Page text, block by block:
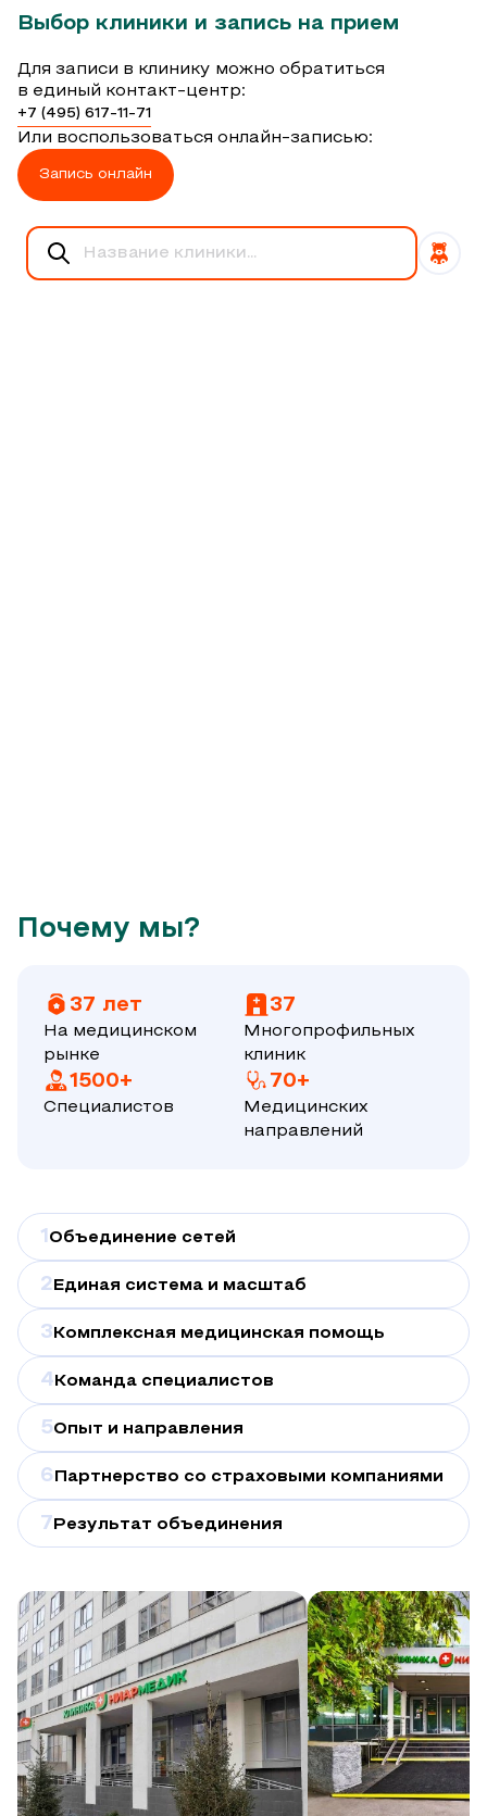
Выбор клиники и запись на прием
Для записи в клинику можно обратиться
в единый контакт-центр:
+7 (495) 617-11-71
Или воспользоваться онлайн-записью:
Запись онлайн
Почему мы?
37 лет
На медицинском
рынке
37
Многопрофильных
клиник
1500+
Специалистов
70+
Медицинских
направлений
1 Объединение сетей
2 Единая система и масштаб
3 Комплексная медицинская помощь
4 Команда специалистов
5Опыт и направления
6 Партнерство со страховыми компаниями
7 Результат объединения